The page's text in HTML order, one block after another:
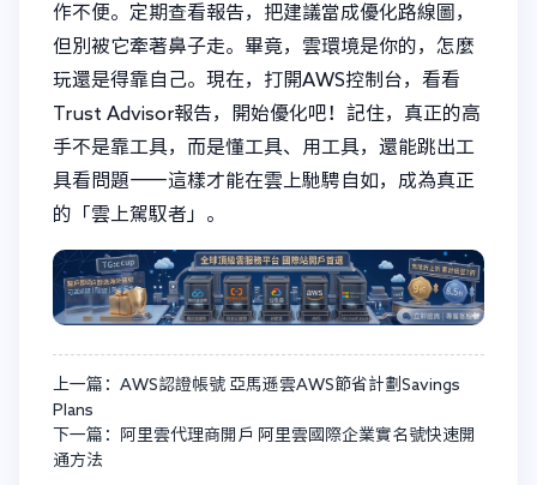
作不便。定期查看報告，把建議當成優化路線圖，
但別被它牽著鼻子走。畢竟，雲環境是你的，怎麼
玩還是得靠自己。現在，打開AWS控制台，看看
Trust Advisor報告，開始優化吧！記住，真正的高
手不是靠工具，而是懂工具、用工具，還能跳出工
具看問題——這樣才能在雲上馳騁自如，成為真正
的「雲上駕馭者」。
上一篇：AWS認證帳號 亞馬遜雲AWS節省計劃Savings
Plans
下一篇：阿里雲代理商開戶 阿里雲國際企業實名號快速開
通方法